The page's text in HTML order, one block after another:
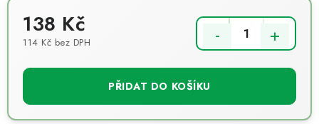
138 Kč
114 Kč bez DPH
PŘIDAT DO KOŠÍKU